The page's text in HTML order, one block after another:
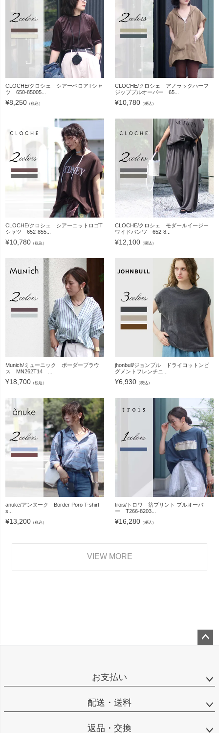
CLOCHE/クロシェ シアーベロアTシャ
ツ 650-85005...
¥8,250 （税込）
CLOCHE/クロシェ アノラックハーフ
ジッププルオーバー 65...
¥10,780 （税込）
CLOCHE/クロシェ シアーニットロゴT
シャツ 652-855...
¥10,780 （税込）
CLOCHE/クロシェ モダールイージー
ワイドパンツ 652-8...
¥12,100 （税込）
Munich/ミューニック ボーダーブラウ
ス MN262T14 ...
¥18,700 （税込）
jhonbull/ジョンブル ドライコットンピ
グメントフレンチニ...
¥6,930 （税込）
anuke/アンヌーク Border Poro T-shirt
s...
¥13,200 （税込）
trois/トロワ 箔プリント プルオーバ
ー T266-8203...
¥16,280 （税込）
VIEW MORE
お支払い
配送・送料
返品・交換